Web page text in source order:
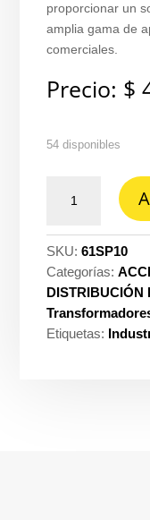
proporcionar un
amplia gama de
comerciales.
Precio: $
54 disponibles
para
en
aluminio
de
10MM
2/0
SKU:61SP10
Categorías:
DISTRIBUCIÓN
Etiquetas: